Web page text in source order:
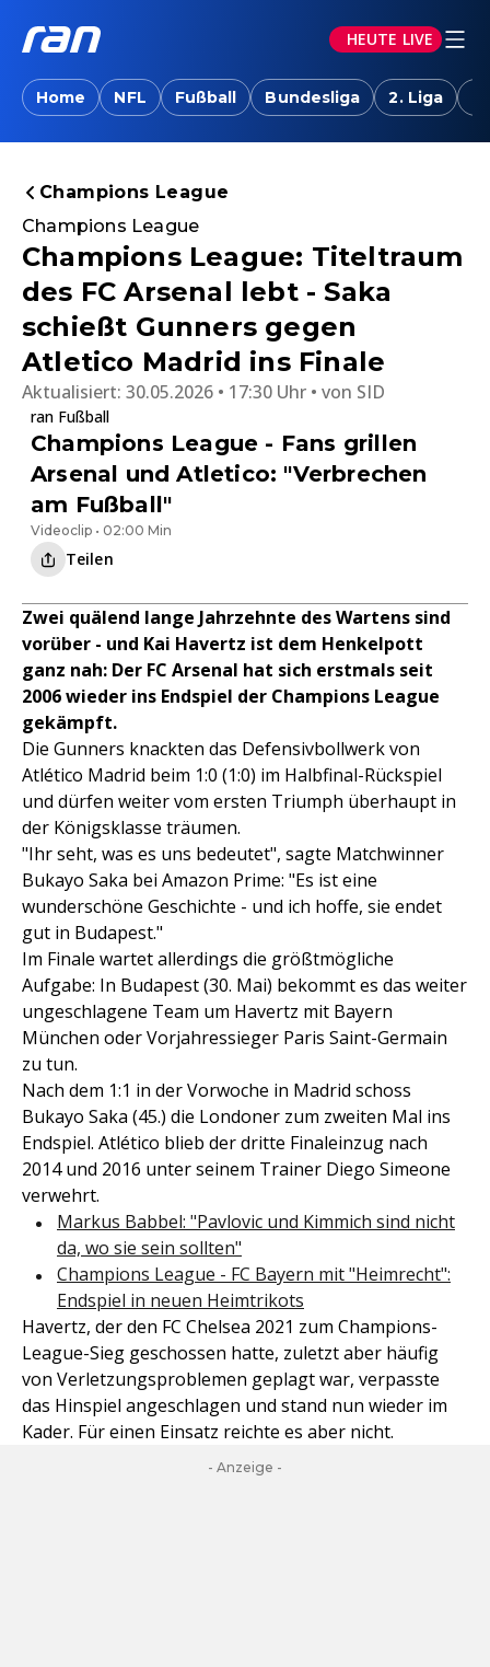
HEUTE LIVE
Home NFL Fußball Bundesliga 2. Liga
Champions League
Champions League
Champions League: Titeltraum
des FC Arsenal lebt - Saka
schießt Gunners gegen
Atletico Madrid ins Finale
Aktualisiert: 30.05.2026 • 17:30 Uhr von SID
ran Fußball
Champions League - Fans grillen
Arsenal und Atletico: "Verbrechen
am Fußball"
Videoclip • 02:00 Min
Teilen
Zwei quälend lange Jahrzehnte des Wartens sind
vorüber - und Kai Havertz ist dem Henkelpott
ganz nah: Der FC Arsenal hat sich erstmals seit
2006 wieder ins Endspiel der Champions League
gekämpft.
Die Gunners knackten das Defensivbollwerk von
Atlético Madrid beim 1:0 (1:0) im Halbfinal-Rückspiel
und dürfen weiter vom ersten Triumph überhaupt in
der Königsklasse träumen.
"Ihr seht, was es uns bedeutet", sagte Matchwinner
Bukayo Saka bei Amazon Prime: "Es ist eine
wunderschöne Geschichte - und ich hoffe, sie endet
gut in Budapest."
Im Finale wartet allerdings die größtmögliche
Aufgabe: In Budapest (30. Mai) bekommt es das weiter
ungeschlagene Team um Havertz mit Bayern
München oder Vorjahressieger Paris Saint-Germain
zu tun.
Nach dem 1:1 in der Vorwoche in Madrid schoss
Bukayo Saka (45.) die Londoner zum zweiten Mal ins
Endspiel. Atlético blieb der dritte Finaleinzug nach
2014 und 2016 unter seinem Trainer Diego Simeone
verwehrt.
Markus Babbel: "Pavlovic und Kimmich sind nicht
da, wo sie sein sollten"
Champions League - FC Bayern mit "Heimrecht":
Endspiel in neuen Heimtrikots
Havertz, der den FC Chelsea 2021 zum Champions-
League-Sieg geschossen hatte, zuletzt aber häufig
von Verletzungsproblemen geplagt war, verpasste
das Hinspiel angeschlagen und stand nun wieder im
Kader. Für einen Einsatz reichte es aber nicht.
- Anzeige -